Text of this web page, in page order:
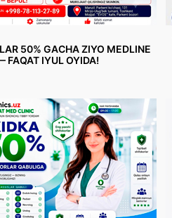
50% GACHA ZIYO MEDLINE
FAQAT IYUL OYIDA!